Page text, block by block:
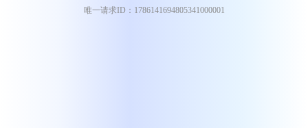
唯一请求ID：1786141694805341000001